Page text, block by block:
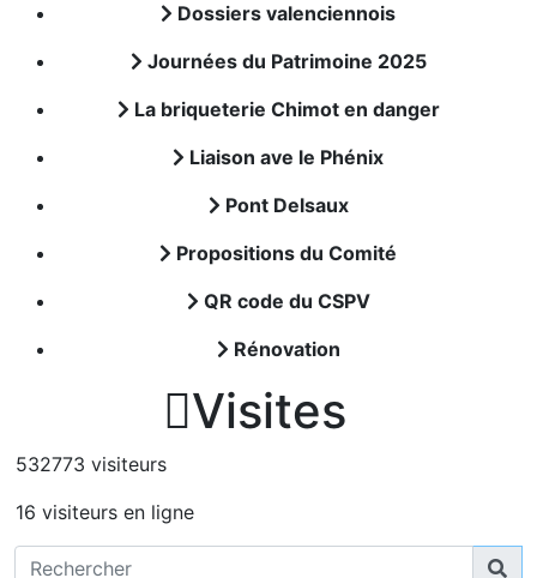
Dossiers valenciennois
Journées du Patrimoine 2025
La briqueterie Chimot en danger
Liaison ave le Phénix
Pont Delsaux
Propositions du Comité
QR code du CSPV
Rénovation
Visites
532773 visiteurs
16 visiteurs en ligne